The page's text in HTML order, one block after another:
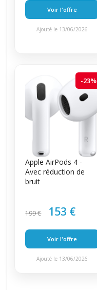
Voir l'offre
Ajouté le 13/06/2026
-23%
Apple AirPods 4 -
Avec réduction de
bruit
199 € 153 €
Voir l'offre
Ajouté le 13/06/2026